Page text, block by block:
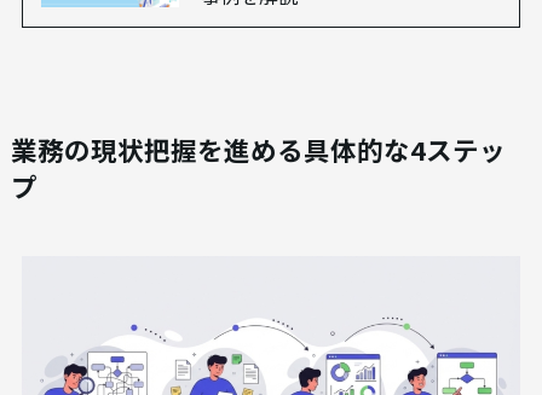
業務の現状把握を進める具体的な4ステッ
プ